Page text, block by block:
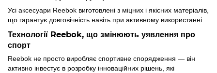
Усі аксесуари Reebok виготовлені з міцних і якісних матеріалів,
що гарантує довговічність навіть при активному використанні.
Технології Reebok, що змінюють уявлення про
спорт
Reebok не просто виробляє спортивне спорядження — він
активно інвестує в розробку інноваційних рішень, які